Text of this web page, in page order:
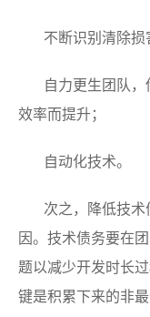
不断识别清除损
自力更生团队
效率而提升；
自动化技术。
次之，降低技术
因。技术债务要在
题以减少开发时长
键是积累下来的非